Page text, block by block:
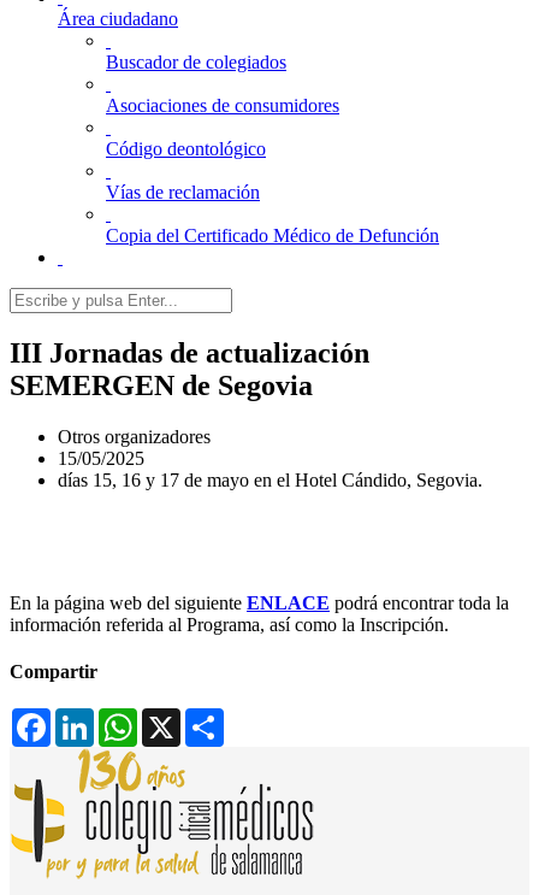
Área ciudadano
Buscador de colegiados
Asociaciones de consumidores
Código deontológico
Vías de reclamación
Copia del Certificado Médico de Defunción
III Jornadas de actualización
SEMERGEN de Segovia
Otros organizadores
15/05/2025
días 15, 16 y 17 de mayo en el Hotel Cándido, Segovia.
En la página web del siguiente ENLACE podrá encontrar toda la
información referida al Programa, así como la Inscripción.
Compartir
FacebookLinkedInWhatsApp
X